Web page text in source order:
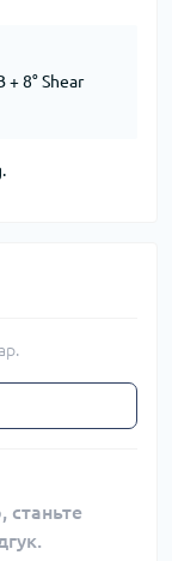
+ 8° Shear
станьте